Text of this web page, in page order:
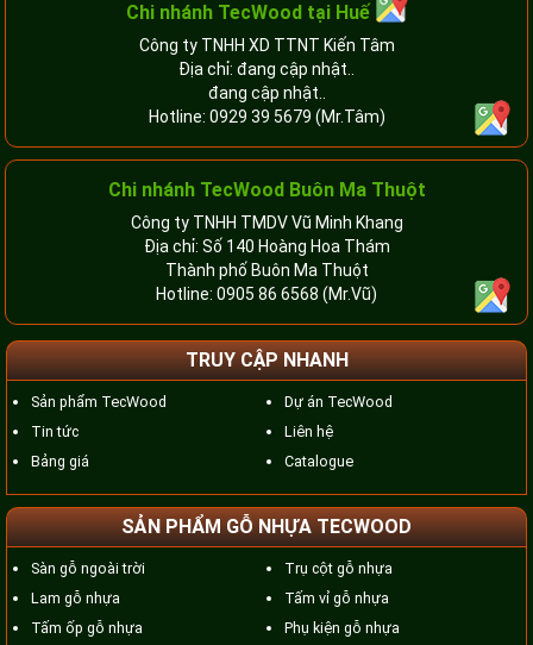
Chi nhánh TecWood tại Huế
Công ty TNHH XD TTNT Kiến Tâm
Địa chỉ: đang cập nhật..
đang cập nhật..
Hotline: 0929 39 5679 (Mr.Tâm)
Chi nhánh TecWood Buôn Ma Thuột
Công ty TNHH TMDV Vũ Minh Khang
Địa chỉ: Số 140 Hoàng Hoa Thám
Thành phố Buôn Ma Thuột
Hotline: 0905 86 6568 (Mr.Vũ)
TRUY CẬP NHANH
Sản phẩm TecWood
Tin tức
Bảng giá
Dự án TecWood
Liên hệ
Catalogue
SẢN PHẨM GỖ NHỰA TECWOOD
Sàn gỗ ngoài trời
Lam gỗ nhựa
Tấm ốp gỗ nhựa
Trụ cột gỗ nhựa
Tấm vỉ gỗ nhựa
Phụ kiện gỗ nhựa